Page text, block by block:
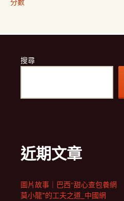
分數
搜尋
近期文章
圖片故事｜巴西“甜心查包養網
莫小龍”的工夫之道_中國網